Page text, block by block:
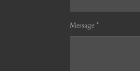
Message *